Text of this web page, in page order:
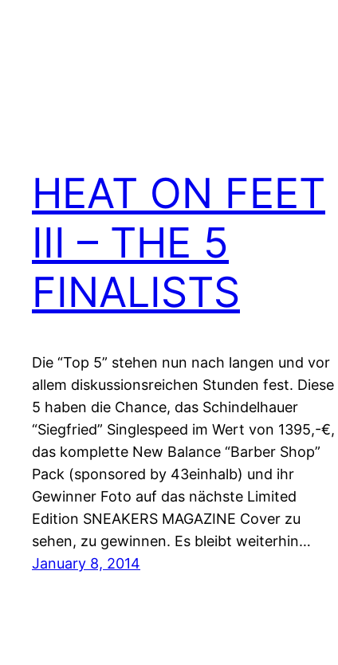
HEAT ON FEET
III – THE 5
FINALISTS
Die “Top 5” stehen nun nach langen und vor
allem diskussionsreichen Stunden fest. Diese
5 haben die Chance, das Schindelhauer
“Siegfried” Singlespeed im Wert von 1395,-€,
das komplette New Balance “Barber Shop”
Pack (sponsored by 43einhalb) und ihr
Gewinner Foto auf das nächste Limited
Edition SNEAKERS MAGAZINE Cover zu
sehen, zu gewinnen. Es bleibt weiterhin…
January 8, 2014